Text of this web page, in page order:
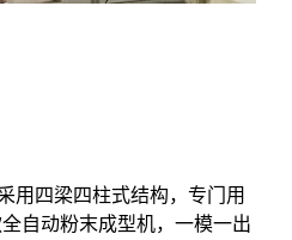
用四梁四柱式结构，专门用
自动粉末成型机，一模一出